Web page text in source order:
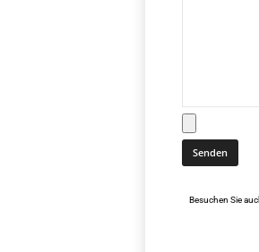
Besuchen Sie